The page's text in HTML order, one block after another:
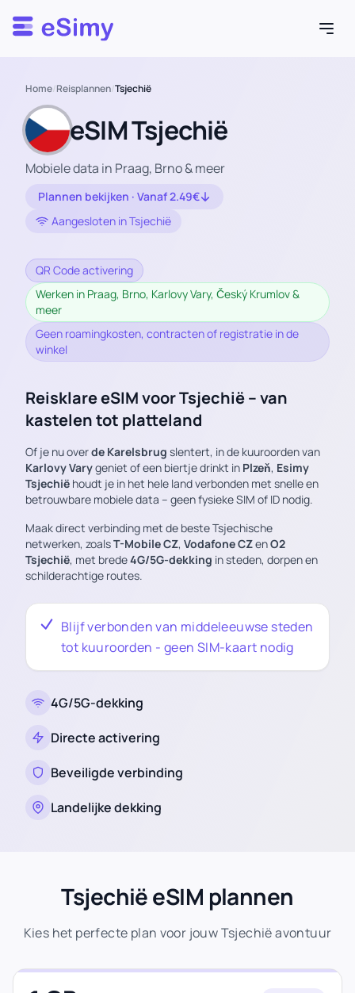
Esimy
Home/Reisplannen/Tsjechië
eSIM Tsjechië
Mobiele data in Praag, Brno & meer
Plannen bekijken · Vanaf 2.49€
Aangesloten in Tsjechië
QR Code activering
Werken in Praag, Brno, Karlovy Vary, Český Krumlov &
meer
Geen roamingkosten, contracten of registratie in de
winkel
Reisklare eSIM voor Tsjechië – van
kastelen tot platteland
Of je nu overde Karelsbrug slentert, in de kuuroorden van
Karlovy Varygeniet of een biertje drinkt in Plzeň, Esimy
Tsjechië houdt je in het hele land verbonden met snelle en
betrouwbare mobiele data – geen fysieke SIM of ID nodig.
Maak direct verbinding met de beste Tsjechische
netwerken, zoalsT-Mobile CZ, Vodafone CZenO2
Tsjechië, met brede4G/5G-dekking in steden, dorpen en
schilderachtige routes.
Blijf verbonden van middeleeuwse steden
tot kuuroorden - geen SIM-kaart nodig
4G/5G-dekking
Directe activering
Beveiligde verbinding
Landelijke dekking
Tsjechië eSIM plannen
Kies het perfecte plan voor jouw Tsjechië avontuur